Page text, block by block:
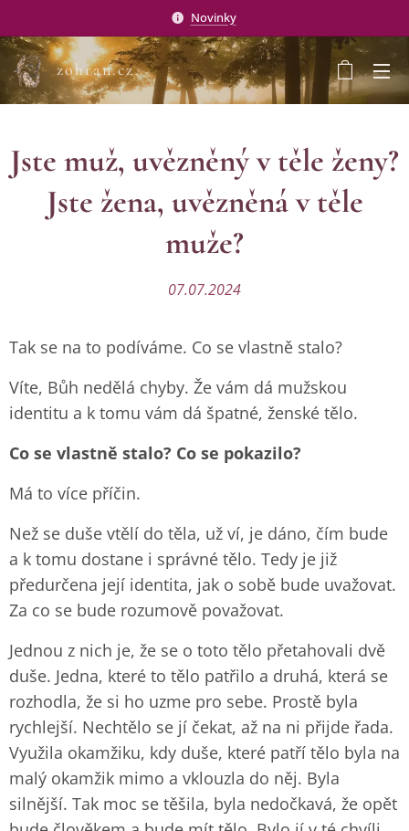
Novinky
zohran.cz
Jste muž, uvězněný v těle ženy?
Jste žena, uvězněná v těle
muže?
07.07.2024
Tak se na to podíváme. Co se vlastně stalo?
Víte, Bůh nedělá chyby. Že vám dá mužskou
identitu a k tomu vám dá špatné, ženské tělo.
Co se vlastně stalo? Co se pokazilo?
Má to více příčin.
Než se duše vtělí do těla, už ví, je dáno, čím bude
a k tomu dostane i správné tělo. Tedy je již
předurčena její identita, jak o sobě bude uvažovat.
Za co se bude rozumově považovat.
Jednou z nich je, že se o toto tělo přetahovali dvě
duše. Jedna, které to tělo patřilo a druhá, která se
rozhodla, že si ho uzme pro sebe. Prostě byla
rychlejší. Nechtělo se jí čekat, až na ni přijde řada.
Využila okamžiku, kdy duše, které patří tělo byla na
malý okamžik mimo a vklouzla do něj. Byla
silnější. Tak moc se těšila, byla nedočkavá, že opět